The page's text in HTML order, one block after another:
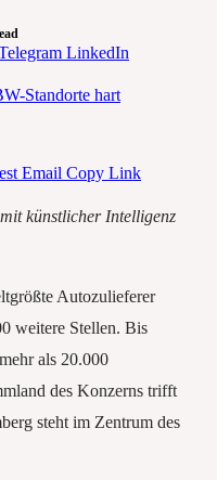
LinkedIn
Email Copy Link
künstlicher Intelligenz
Autozulieferer
weitere Stellen. Bis
als 20.000
des Konzerns trifft
steht im Zentrum des